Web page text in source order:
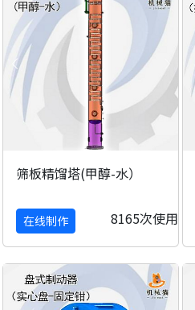
筛板精馏塔(甲醇-水）
在线制作 8165次使用